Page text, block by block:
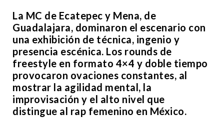
La MC de Ecatepec y Mena, de
Guadalajara, dominaron el escenario con
una exhibición de técnica, ingenio y
presencia escénica. Los rounds de
freestyle en formato 4×4 y doble tiempo
provocaron ovaciones constantes, al
mostrar la agilidad mental, la
improvisación y el alto nivel que
distingue al rap femenino en México.